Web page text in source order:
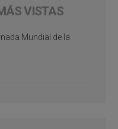
VISTAS
Mundial de la